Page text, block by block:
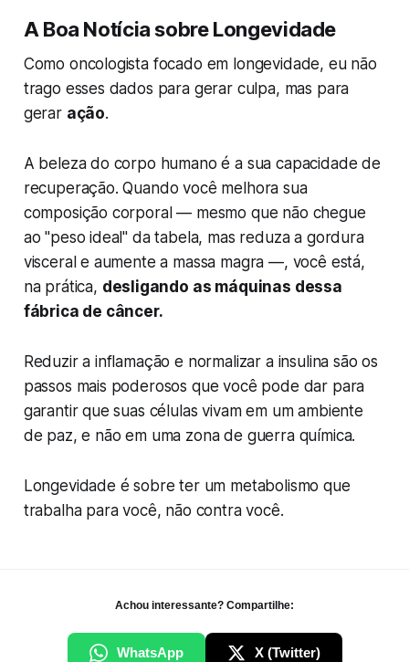
A Boa Notícia sobre Longevidade
Como oncologista focado em longevidade, eu não
trago esses dados para gerar culpa, mas para
gerar ação.
A beleza do corpo humano é a sua capacidade de
recuperação. Quando você melhora sua
composição corporal — mesmo que não chegue
ao "peso ideal" da tabela, mas reduza a gordura
visceral e aumente a massa magra —, você está,
na prática, desligando as máquinas dessa
fábrica de câncer.
Reduzir a inflamação e normalizar a insulina são os
passos mais poderosos que você pode dar para
garantir que suas células vivam em um ambiente
de paz, e não em uma zona de guerra química.
Longevidade é sobre ter um metabolismo que
trabalha para você, não contra você.
Achou interessante? Compartilhe:
WhatsApp X (Twitter)